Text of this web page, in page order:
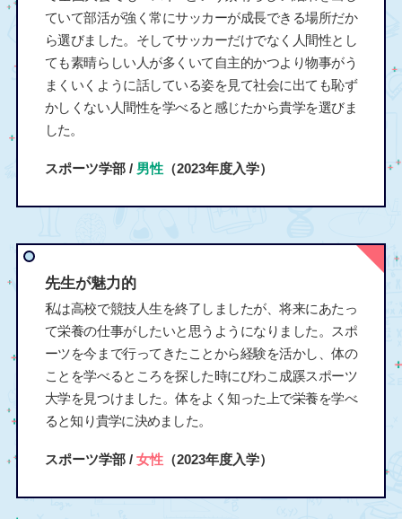
ていて部活が強く常にサッカーが成長できる場所だか
ら選びました。そしてサッカーだけでなく人間性とし
ても素晴らしい人が多くいて自主的かつより物事がう
まくいくように話している姿を見て社会に出ても恥ず
かしくない人間性を学べると感じたから貴学を選びま
した。
スポーツ学部 / 男性（2023年度入学）
先生が魅力的
私は高校で競技人生を終了しましたが、将来にあたっ
て栄養の仕事がしたいと思うようになりました。スポ
ーツを今まで行ってきたことから経験を活かし、体の
ことを学べるところを探した時にびわこ成蹊スポーツ
大学を見つけました。体をよく知った上で栄養を学べ
ると知り貴学に決めました。
スポーツ学部 / 女性（2023年度入学）